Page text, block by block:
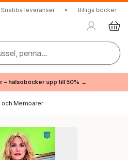
Snabba leveranser • Billiga böcker
penna...
– hälsoböcker upp till 50% →
Memoarer